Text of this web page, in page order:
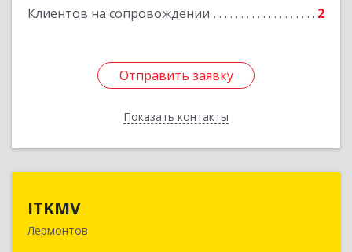
Клиентов на сопровождении 2
Отправить заявку
Показать контакты
Отправить заявку
Назад
ITKMV
Лермонтов